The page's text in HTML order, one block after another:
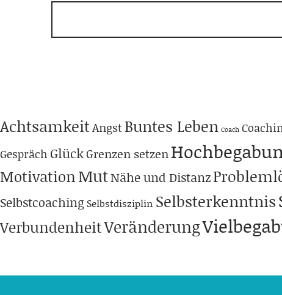
AchtsamkeitAngstBuntes Leben Coach
Gespräch GlückGrenzen setzen
MotivationMutNähe und Distanz
Selbstcoaching Selbstdisziplin Selbsterkenntnis
VerbundenheitVeränderung